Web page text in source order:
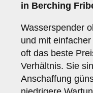
in Berching
Wasserspender
und mit
oft das beste
Verhältnis. Sie
Anschaffung